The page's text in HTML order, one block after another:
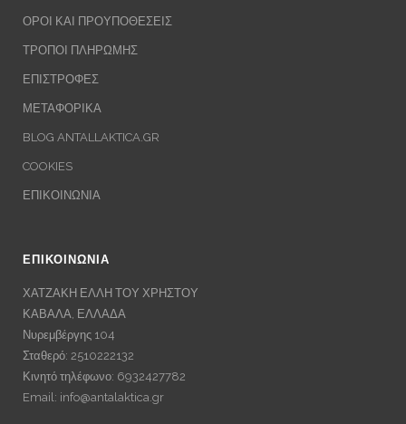
ΟΡΟΙ ΚΑΙ ΠΡΟΥΠΟΘΕΣΕΙΣ
ΤΡΟΠΟΙ ΠΛΗΡΩΜΗΣ
ΕΠΙΣΤΡΟΦΕΣ
ΜΕΤΑΦΟΡΙΚΑ
BLOG ANTALLAKTICA.GR
COOKIES
ΕΠΙΚΟΙΝΩΝΙΑ
ΕΠΙΚΟΙΝΩΝΙΑ
ΧΑΤΖΑΚΗ ΕΛΛΗ ΤΟΥ ΧΡΗΣΤΟΥ
ΚΑΒΑΛΑ, ΕΛΛΑΔΑ
Νυρεμβέργης 104
Σταθερό: 2510222132
Κινητό τηλέφωνο: 6932427782
Email: info@antalaktica.gr